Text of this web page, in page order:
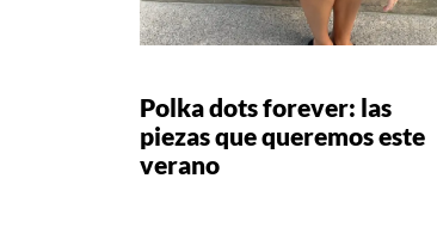
Polka dots forever: las
piezas que queremos este
verano